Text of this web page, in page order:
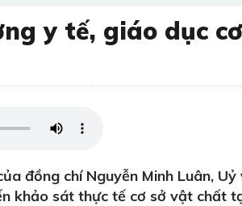
y tế, giáo dục
đồng chí Nguyễn Minh Luân,
khảo sát thực tế cơ sở vật chất